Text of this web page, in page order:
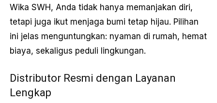
Wika SWH, Anda tidak hanya memanjakan diri,
tetapi juga ikut menjaga bumi tetap hijau. Pilihan
ini jelas menguntungkan: nyaman di rumah, hemat
biaya, sekaligus peduli lingkungan.
Distributor Resmi dengan Layanan
Lengkap